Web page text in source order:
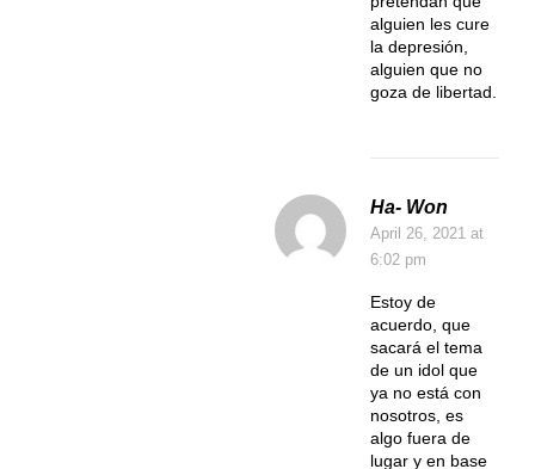
alguien les cure
la depresión,
alguien que no
goza de libertad.
Ha- Won
April 26, 2021 at
6:02 pm
Estoy de
acuerdo, que
sacará el tema
de un idol que
ya no está con
nosotros, es
algo fuera de
lugar y en base